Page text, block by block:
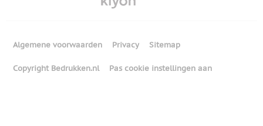
Algemene voorwaarden Privacy Sitemap
Copyright Bedrukken.nl Pas cookie instellingen aan